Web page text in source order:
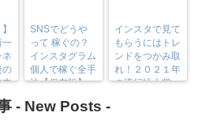
一
ネ
の
来
SNSでどうや
って 稼ぐの？
インスタグラム
個人で稼ぐ全手
法【保存版】
インスタで見て
もらうにはトレ
ンドをつかみ取
れ！２０２１年
の流行語大賞
- New Posts -